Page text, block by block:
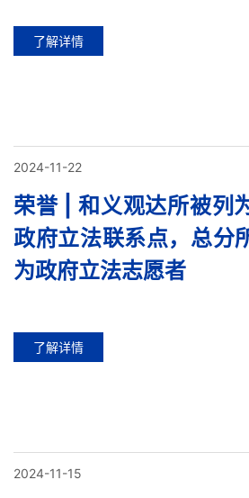
了解详情
2024-11-22
荣誉 | 和义观达所被列
政府立法联系点，总分
为政府立法志愿者
了解详情
2024-11-15